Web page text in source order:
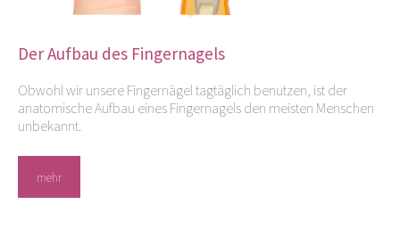
Der Aufbau des Fingernagels
Obwohl wir unsere Fingernägel tagtäglich benutzen, ist der
anatomische Aufbau eines Fingernagels den meisten Menschen
unbekannt.
mehr